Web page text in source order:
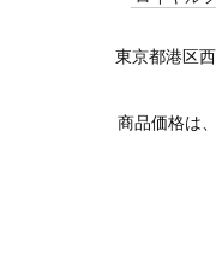
東京都港区
商品価格は